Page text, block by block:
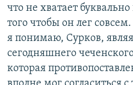
что не хватает
того чтобы он лег
я понимаю, Сурков,
сегодняшнего
которая